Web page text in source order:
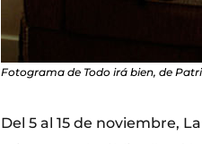
Fotograma de Todo irá bien, de
Del 5 al 15 de noviembre,